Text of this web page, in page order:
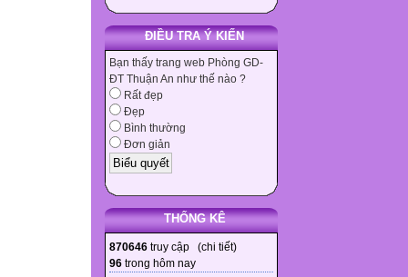
ĐIỀU TRA Ý KIẾN
Bạn thấy trang web Phòng GD-
ĐT Thuận An như thế nào ?
Rất đẹp
Đẹp
Bình thường
Đơn giản
THỐNG KÊ
870646 truy cập (chi tiết)
96 trong hôm nay